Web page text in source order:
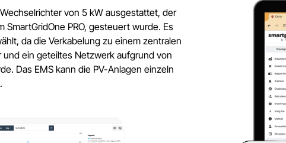
von 5 kW ausgestattet, der
SmartGridOne PRO, gesteuert wurde. Es
da die Verkabelung zu einem zentralen
ein geteiltes Netzwerk aufgrund von
Das EMS kann die PV-Anlagen einzeln